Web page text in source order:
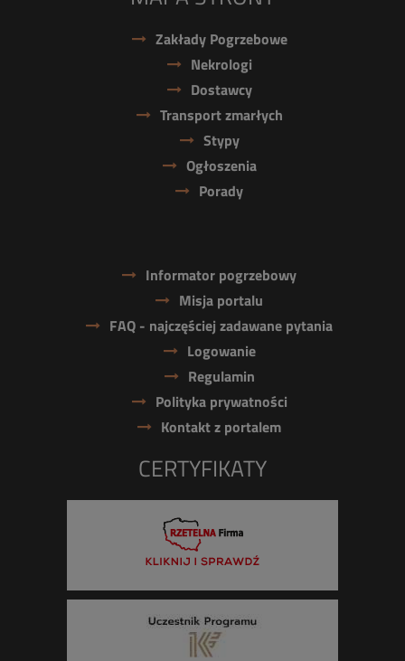
Zakłady Pogrzebowe
Nekrologi
Dostawcy
Transport zmarłych
Stypy
Ogłoszenia
Porady
Informator pogrzebowy
Misja portalu
FAQ - najczęściej zadawane pytania
Logowanie
Regulamin
Polityka prywatności
Kontakt z portalem
CERTYFIKATY